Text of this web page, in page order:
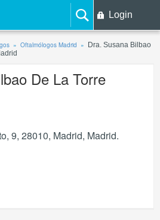
Login
Oftalmólogos Madrid
Dra. Susana Bilbao
De La Torre
9, 28010, Madrid, Madrid.